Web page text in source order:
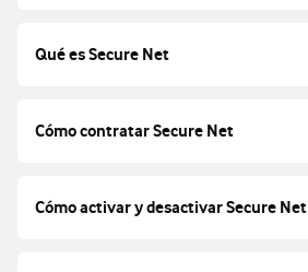
Qué es Secure Net
Cómo contratar Secure Net
Cómo activar y desactivar Secure Net